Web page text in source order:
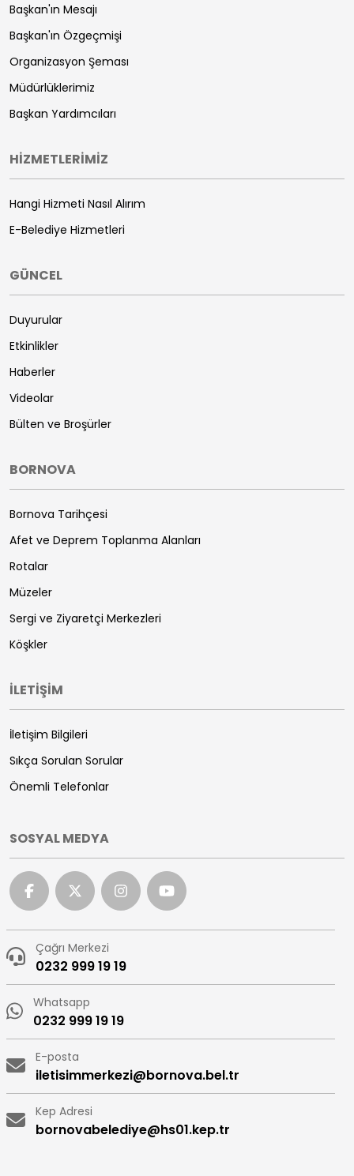
Başkan'ın Mesajı
Başkan'ın Özgeçmişi
Organizasyon Şeması
Müdürlüklerimiz
Başkan Yardımcıları
HİZMETLERİMİZ
Hangi Hizmeti Nasıl Alırım
E-Belediye Hizmetleri
GÜNCEL
Duyurular
Etkinlikler
Haberler
Videolar
Bülten ve Broşürler
BORNOVA
Bornova Tarihçesi
Afet ve Deprem Toplanma Alanları
Rotalar
Müzeler
Sergi ve Ziyaretçi Merkezleri
Köşkler
İLETİŞİM
İletişim Bilgileri
Sıkça Sorulan Sorular
Önemli Telefonlar
SOSYAL MEDYA
Çağrı Merkezi
0232 999 19 19
Whatsapp
0232 999 19 19
E-posta
iletisimmerkezi@bornova.bel.tr
Kep Adresi
bornovabelediye@hs01.kep.tr